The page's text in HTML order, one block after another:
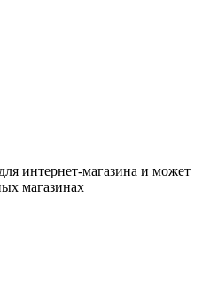
интернет-магазина и может
магазинах